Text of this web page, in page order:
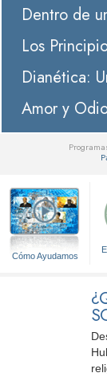
Dentro de
Los
Dianética:
Amor y
Cómo Ayudamos